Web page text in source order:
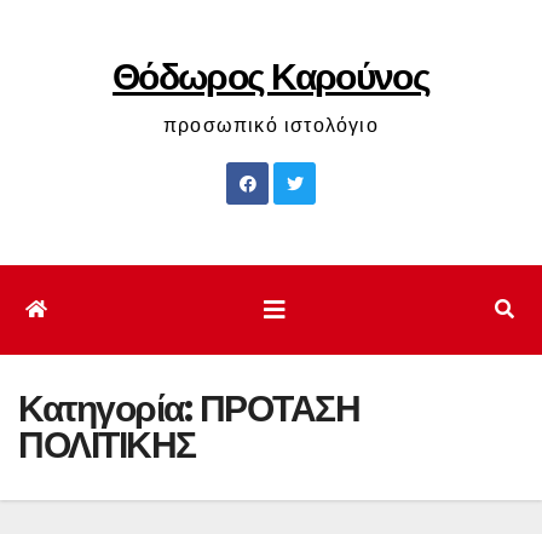
Θόδωρος Καρούνος
προσωπικό ιστολόγιο
Κατηγορία: ΠΡΟΤΑΣΗ
ΠΟΛΙΤΙΚΗΣ